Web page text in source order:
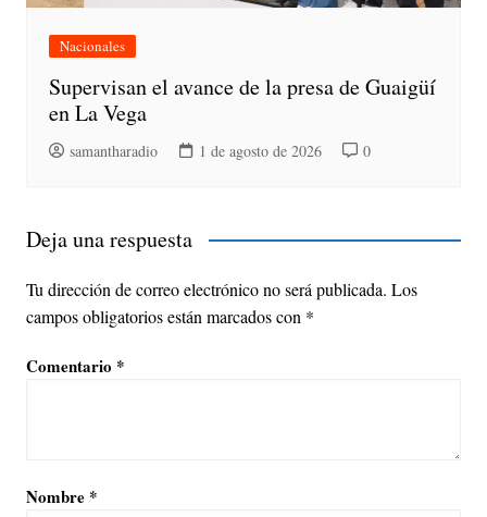
Nacionales
Supervisan el avance de la presa de Guaigüí
en La Vega
samantharadio 1 de agosto de 2026 0
Deja una respuesta
Tu dirección de correo electrónico no será publicada. Los
campos obligatorios están marcados con *
Comentario *
Nombre *